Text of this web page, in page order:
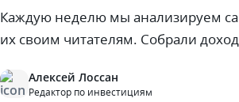
Каждую неделю мы анализируем
их своим читателям. Собрали
Алексей Лоссан
Редактор по инвестициям